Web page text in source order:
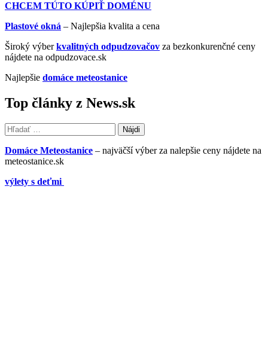
CHCEM TÚTO KÚPIŤ DOMÉNU
Plastové okná – Najlepšia kvalita a cena
Široký výberkvalitných odpudzovačov za bezkonkurenčné ceny
nájdete na odpudzovace.sk
Najlepšie domáce meteostanice
Top články z News.sk
Hľadať:
Domáce Meteostanice – najväčší výber za nalepšie ceny nájdete na
meteostanice.sk
výlety s deťmi